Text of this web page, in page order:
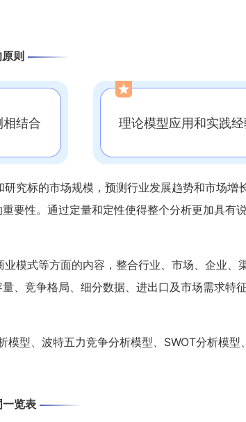
则
相结合 理论模型应用和实践
究标的市场规模，预测行业发展趋势和市场增
要性。通过定量和定性使得整个分析更加具有
模式等方面的内容，整合行业、市场、企业、
、竞争格局、细分数据、进出口及市场需求特
型、波特五力竞争分析模型、SWOT分析模型
览表